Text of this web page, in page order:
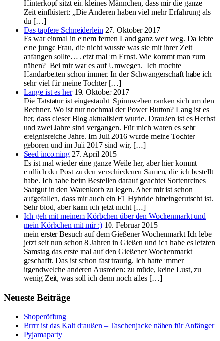
Hinterkopf sitzt ein kleines Männchen, dass mir die ganze
Zeit einflüstert: „Die Anderen haben viel mehr Erfahrung als
du […]
Das tapfere Schneiderlein 27. Oktober 2017
Es war einmal in einem fernen Land ganz weit weg. Da lebte
eine junge Frau, die nicht wusste was sie mit ihrer Zeit
anfangen sollte… Jetzt mal im Ernst. Wie kommt man zum
nähen? Bei mir war es auf Umwegen. Ich mochte
Handarbeiten schon immer. In der Schwangerschaft habe ich
sehr viel für meine Tochter […]
Lange ist es her 19. Oktober 2017
Die Tatstatur ist eingestaubt, Spinnweben ranken sich um den
Rechner. Wo ist nur nochmal der Power Button? Lang ist es
her, dass dieser Blog aktualisiert wurde. Draußen ist es Herbst
und zwei Jahre sind vergangen. Für mich waren es sehr
ereignisreiche Jahre. Im Juli 2016 wurde meine Tochter
geboren und im Juli 2017 sind wir, […]
Seed incoming 27. April 2015
Es ist mal wieder eine ganze Weile her, aber hier kommt
endlich der Post zu den verschiedenen Samen, die ich bestellt
habe. Ich habe beim Bestellen darauf geachtet Sortenreines
Saatgut in den Warenkorb zu legen. Aber mir ist schon
aufgefallen, dass mir auch ein F1 Hybride hineingerutscht ist.
Sehr blöd, aber kann ich jetzt nicht […]
Ich geh mit meinem Körbchen über den Wochenmarkt und
mein Körbchen mit mir :) 10. Februar 2015
mein erster Besuch auf dem Gießener Wochenmarkt Ich lebe
jetzt seit nun schon 8 Jahren in Gießen und ich habe es letzten
Samstag das erste mal auf den Gießener Wochenmarkt
geschafft. Das ist schon fast traurig. Ich hatte immer
irgendwelche anderen Ausreden: zu müde, keine Lust, zu
wenig Zeit, was soll ich denn noch alles […]
Neueste Beiträge
Shoperöffung
Brrrr ist das Kalt draußen – Taschenjacke nähen für Anfänger
Pyjamaparty